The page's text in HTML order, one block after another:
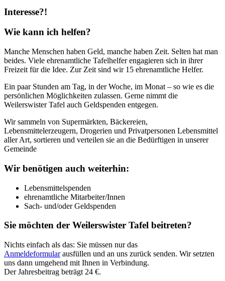
Interesse?!
Wie kann ich helfen?
Manche Menschen haben Geld, manche haben Zeit. Selten hat man
beides. Viele ehrenamtliche Tafelhelfer engagieren sich in ihrer
Freizeit für die Idee. Zur Zeit sind wir 15 ehrenamtliche Helfer.
Ein paar Stunden am Tag, in der Woche, im Monat – so wie es die
persönlichen Möglichkeiten zulassen. Gerne nimmt die
Weilerswister Tafel auch Geldspenden entgegen.
Wir sammeln von Supermärkten, Bäckereien,
Lebensmittelerzeugern, Drogerien und Privatpersonen Lebensmittel
aller Art, sortieren und verteilen sie an die Bedürftigen in unserer
Gemeinde
Wir benötigen auch weiterhin:
Lebensmittelspenden
ehrenamtliche Mitarbeiter/Innen
Sach- und/oder Geldspenden
Sie möchten der Weilerswister Tafel beitreten?
Nichts einfach als das: Sie müssen nur das
Anmeldeformularausfüllen und an uns zurück senden. Wir setzten
uns dann umgehend mit Ihnen in Verbindung.
Der Jahresbeitrag beträgt 24 €.